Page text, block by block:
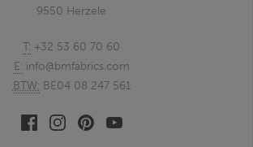
9550 Herzele
T: +32 53 60 70 60
E: info@bmfabrics.com
BTW: BE04 08 247 561
FacebookLinkedinPinterestYoutube